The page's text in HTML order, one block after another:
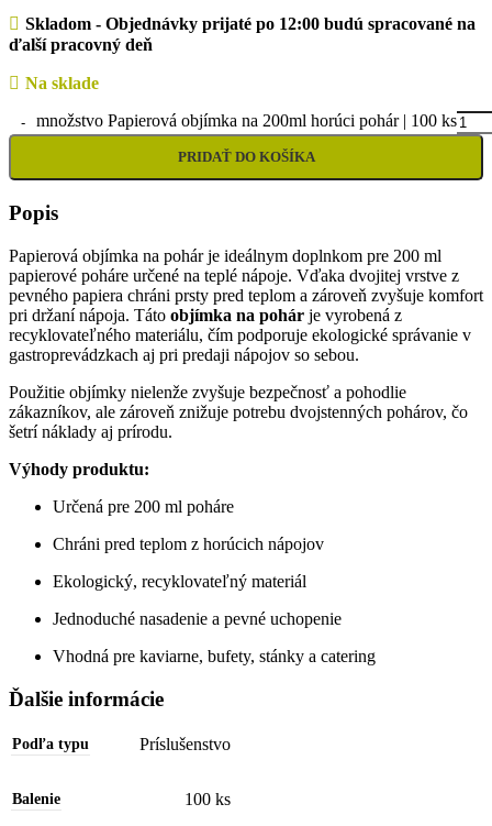
Skladom - Objednávky prijaté po 12:00 budú spracované na
ďalší pracovný deň
Na sklade
množstvo Papierová objímka na 200ml horúci pohár | 100 ks
PRIDAŤ DO KOŠÍKA
Popis
Papierová objímka na pohár je ideálnym doplnkom pre 200 ml
papierové poháre určené na teplé nápoje. Vďaka dvojitej vrstve z
pevného papiera chráni prsty pred teplom a zároveň zvyšuje komfort
pri držaní nápoja. Táto objímka na pohár je vyrobená z
recyklovateľného materiálu, čím podporuje ekologické správanie v
gastroprevádzkach aj pri predaji nápojov so sebou.
Použitie objímky nielenže zvyšuje bezpečnosť a pohodlie
zákazníkov, ale zároveň znižuje potrebu dvojstenných pohárov, čo
šetrí náklady aj prírodu.
Výhody produktu:
Určená pre 200 ml poháre
Chráni pred teplom z horúcich nápojov
Ekologický, recyklovateľný materiál
Jednoduché nasadenie a pevné uchopenie
Vhodná pre kaviarne, bufety, stánky a catering
Ďalšie informácie
Podľa typu Príslušenstvo
Balenie 100 ks